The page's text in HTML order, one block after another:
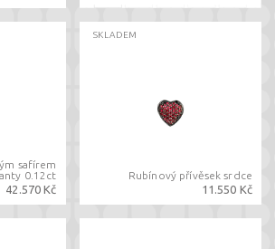
safírem
0.12ct
42.570 Kč
SKLADEM
Rubínový přívěsek srdce
11.550 Kč